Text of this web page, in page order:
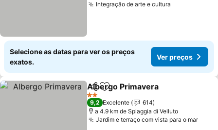
Integração de arte e cultura
Selecione as datas para ver os preços
exatos.
Ver preços
PartilharAdicionar aos favoritos
Albergo Primavera
2 Estrelas
9,2 Excelente
614
a 4.9 km de Spiaggia di Velluto
Jardim e terraço com vista para o mar